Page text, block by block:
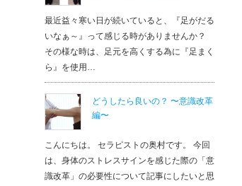
最近益々寒い日が続いていると、『足がだる
いなぁ～』って感じる時がありませんか？
その様な時は、足元を高くする為に『足まく
ら』を使用…
どうしたら良いの？ 〜意識改革
編〜
こんにちは。 セラピストの奥村です。 今回
は、身体のストレスサインを感じた際の「意
識改革」の必要性について記事にしたいと思